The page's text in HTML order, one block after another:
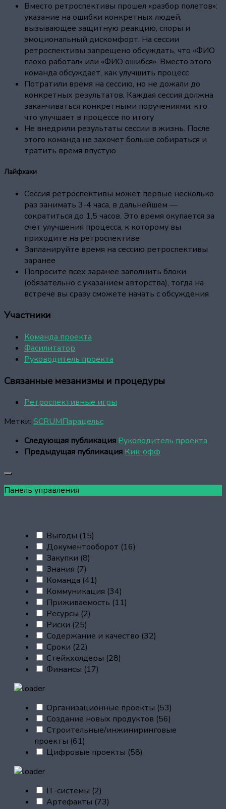
Вместо ретроспективы прошел «разбор полетов»:
указание на ошибки конкретных людей,
вызывающее защитную реакцию, споры и
эмоциональный дискомфорт. На сессии
ретроспективы запрещено обсуждать, что «ФИО
плохо работал» или «ФИО ошибся». Вместо этого
команда обсуждает, как улучшить процесс
Потратили время на сессию, но не дожали до
конкретных результатов. Каждая сессия должна
заканчиваться конкретными поручениями, кто
что улучшает в процессе по итогу
Не внедрили результаты сессии в жизнь. После
этого команда не захочет больше собираться и
тратить время впустую
Лайфхаки
Сессия ретроспективы может первые несколько
раз занимать 3-4 часа, в дальнейшем —
сократиться до 1,5 часов. Это время окупается за
счет улучшения процесса, к которому вы
приходите на ретроспективе
Запланируйте время на сессию ретроспективы
заранее
Попросите всех заранее заполнить блоки
(обязательно с указанием авторства), тогда на
встрече вы сразу сможете начать с обсуждения
Участники
Команда проекта
Фасилитатор
Руководитель проекта
Связанные мезанизмы и процедуры
Ретроспективные игры
Метки: SCRUMПарацельс
Следующая публикация Руководитель проекта
Предыдущая публикация Кик-офф
Панель управления
Выгоды (15)
Документооборот (16)
Закупки (8)
Знания (7)
Команда (41)
Коммуникация (34)
Приживаемость (11)
Ресурсы (2)
Риски (25)
Содержание и качество (32)
Сроки (22)
Стейкхолдеры (28)
Финансы (17)
Организационные проекты (53)
Создание новых продуктов (56)
Строительные/инжиниринговые
проекты (61)
Цифровые проекты (58)
IT-системы (2)
Артефакты (73)